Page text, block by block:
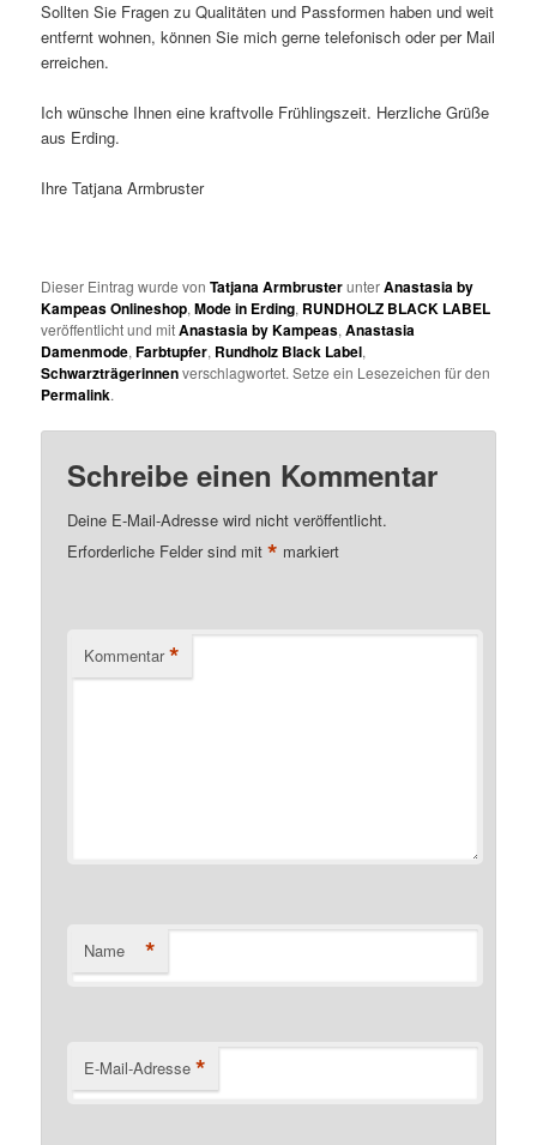
Sollten Sie Fragen zu Qualitäten und Passformen haben und weit
entfernt wohnen, können Sie mich gerne telefonisch oder per Mail
erreichen.
Ich wünsche Ihnen eine kraftvolle Frühlingszeit. Herzliche Grüße
aus Erding.
Ihre Tatjana Armbruster
Dieser Eintrag wurde vonTatjana ArmbrusterunterAnastasia by
Kampeas Onlineshop,Mode in Erding, RUNDHOLZ BLACK LABEL
veröffentlicht und mitAnastasia by Kampeas,Anastasia
Damenmode,Farbtupfer, Rundholz Black Label,
Schwarzträgerinnenverschlagwortet. Setze ein Lesezeichen für den
Permalink.
Schreibe einen Kommentar
Deine E-Mail-Adresse wird nicht veröffentlicht.
Erforderliche Felder sind mit* markiert
Kommentar *
Name *
E-Mail-Adresse *